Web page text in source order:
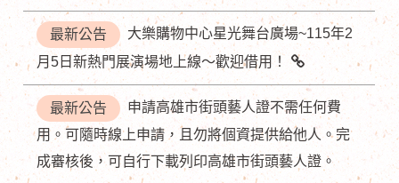
最新公告
大樂購物中心星光舞台廣場~115年2
月5日新熱門展演場地上線～歡迎借用！
最新公告
申請高雄市街頭藝人證不需任何費
用。可隨時線上申請，且勿將個資提供給他人。完
成審核後，可自行下載列印高雄市街頭藝人證。